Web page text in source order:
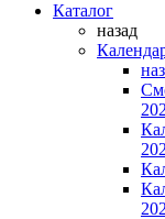
Каталог
назад